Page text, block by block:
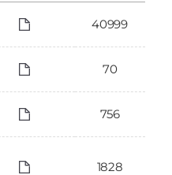
40999
70
756
1828